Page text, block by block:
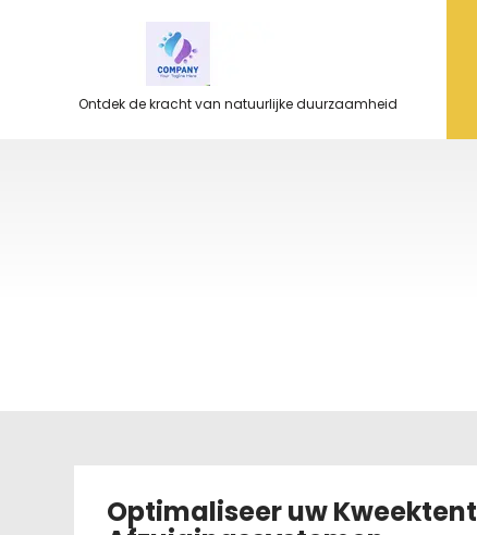
Ontdek de kracht van natuurlijke duurzaamheid
Optimaliseer uw